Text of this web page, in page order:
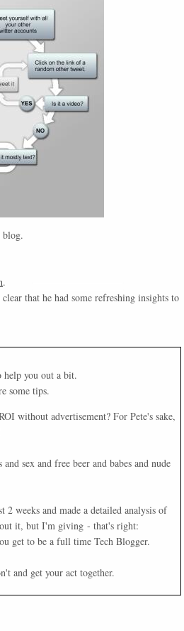
.
that he had some refreshing insights to
you out a bit.
some tips.
without advertisement? For Pete's sake,
sex and free beer and babes and nude
weeks and made a detailed analysis of
it, but I'm giving - that's right:
get to be a full time Tech Blogger.
and get your act together.